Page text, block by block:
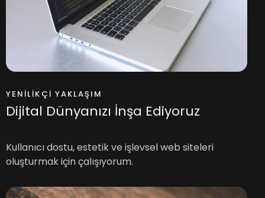
YENILIKÇI YAKLAŞIM
Dijital Dünyanızı İnşa Ediyoruz
Kullanıcı dostu, estetik ve işlevsel web siteleri
oluşturmak için çalışıyorum.